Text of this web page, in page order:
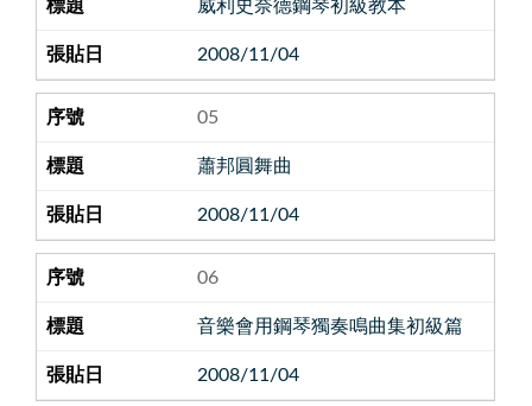
威利史奈德鋼琴初級教本
2008/11/04
05
蕭邦圓舞曲
2008/11/04
06
音樂會用鋼琴獨奏鳴曲集初級篇
2008/11/04